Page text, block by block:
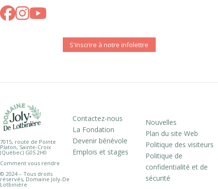
S'inscrire à notre infolettre
7015, route de Pointe
Platon, Sainte-Croix
(Québec) G0S 2H0
Comment vous rendre
© 2024 – Tous droits
réservés, Domaine Joly-De
Lotbinière
Contactez-nous
La Fondation
Devenir bénévole
Emplois et stages
Nouvelles
Plan du site Web
Politique des visiteurs
Politique de
confidentialité et de
sécurité